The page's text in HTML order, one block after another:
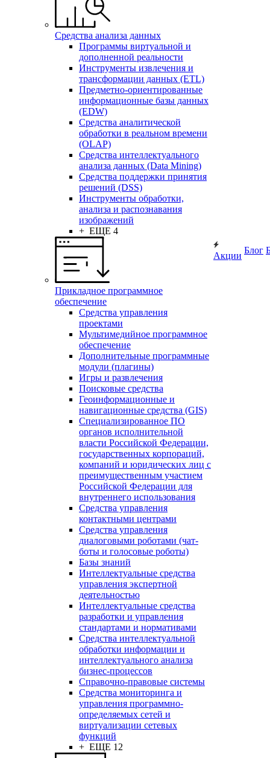
Средства анализа данных
Программы виртуальной и
дополненной реальности
Инструменты извлечения и
трансформации данных (ETL)
Предметно-ориентированные
информационные базы данных
(EDW)
Средства аналитической
обработки в реальном времени
(OLAP)
Средства интеллектуального
анализа данных (Data Mining)
Средства поддержки принятия
решений (DSS)
Инструменты обработки,
анализа и распознавания
изображений
+ ЕЩЕ 4
Прикладное программное
обеспечение
Средства управления
проектами
Мультимедийное программное
обеспечение
Дополнительные программные
модули (плагины)
Игры и развлечения
Поисковые средства
Геоинформационные и
навигационные средства (GIS)
Специализированное ПО
органов исполнительной
власти Российской Федерации,
государственных корпораций,
компаний и юридических лиц с
преимущественным участием
Российской Федерации для
внутреннего использования
Средства управления
контактными центрами
Средства управления
диалоговыми роботами (чат-
боты и голосовые роботы)
Базы знаний
Интеллектуальные средства
управления экспертной
деятельностью
Интеллектуальные средства
разработки и управления
стандартами и нормативами
Средства интеллектуальной
обработки информации и
интеллектуального анализа
бизнес-процессов
Справочно-правовые системы
Средства мониторинга и
управления программно-
определяемых сетей и
виртуализации сетевых
функций
+ ЕЩЕ 12
Акции
Блог